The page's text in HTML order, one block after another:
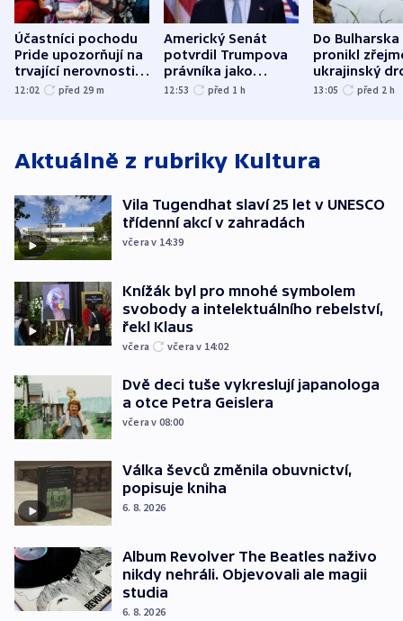
Účastníci pochodu
Pride upozorňují na
trvající nerovnosti i
společenskou
12:02 před 29 m
Americký Senát
potvrdil Trumpova
právníka jako
ministra
12:53 před 1 h
Do Bulharska
pronikl
ukrajinský
explodoval
13:05 před 2 h
Aktuálně z rubriky Kultura
Vila Tugendhat slaví 25 let v UNESCO
třídenní akcí v zahradách
včera v 14:39
Knížák byl pro mnohé symbolem
svobody a intelektuálního rebelství,
řekl Klaus
včera včera v 14:02
Dvě deci tuše vykreslují japanologa
a otce Petra Geislera
včera v 08:00
Válka ševců změnila obuvnictví,
popisuje kniha
6. 8. 2026
Album Revolver The Beatles naživo
nikdy nehráli. Objevovali ale magii
studia
6. 8. 2026